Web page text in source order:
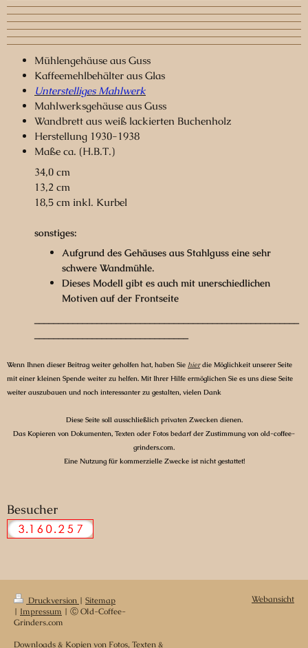
Mühlengehäuse aus Guss
Kaffeemehlbehälter aus Glas
Unterstelliges Mahlwerk
Mahlwerksgehäuse aus Guss
Wandbrett aus weiß lackierten Buchenholz
Herstellung 1930-1938
Maße ca. (H.B.T.)
34,0 cm
13,2 cm
18,5 cm inkl. Kurbel
sonstiges:
Aufgrund des Gehäuses aus Stahlguss eine sehr
schwere Wandmühle.
Dieses Modell gibt es auch mit unerschiedlichen
Motiven auf der Frontseite
Wenn Ihnen dieser Beitrag weiter geholfen hat, haben Sie hierdie Möglichkeit unserer Seite
mit einer kleinen Spende weiter zu helfen. Mit Ihrer Hilfe ermöglichen Sie es uns diese Seite
weiter auszubauen und noch interessanter zu gestalten, vielen Dank
Diese Seite soll ausschließlich privaten Zwecken dienen.
Das Kopieren von Dokumenten, Texten oder Fotos bedarf der Zustimmung von old-coffee-
grinders.com.
Eine Nutzung für kommerzielle Zwecke ist nicht gestattet!
Besucher
Druckversion | Sitemap
| Impressum | Ⓒ Old-Coffee-
Grinders.com
Downloads & Kopien von Fotos, Texten &
Webansicht